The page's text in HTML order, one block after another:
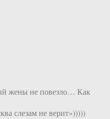
жены не повезло… Как
слезам не верит»)))))